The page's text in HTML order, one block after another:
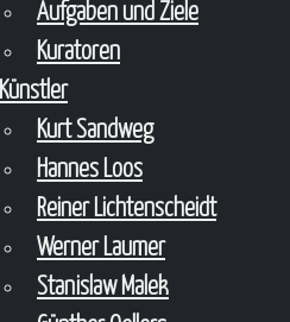
Aufgaben und Ziele
Kuratoren
Künstler
Kurt Sandweg
Hannes Loos
Reiner Lichtenscheidt
Werner Laumer
Stanislaw Malek